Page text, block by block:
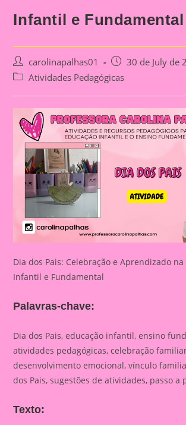
Infantil e Fundamental
Post
author:
carolinapalhas01
Post
published:
30 de July de
PostAtividades Pedagógicas
Dia dos Pais: Celebração e Aprendizado na
Infantil e Fundamental
Palavras-chave:
Dia dos Pais, educação infantil, ensino
atividades pedagógicas, celebração
desenvolvimento emocional, vínculo
dos Pais, sugestões de atividades, passo a
Texto: